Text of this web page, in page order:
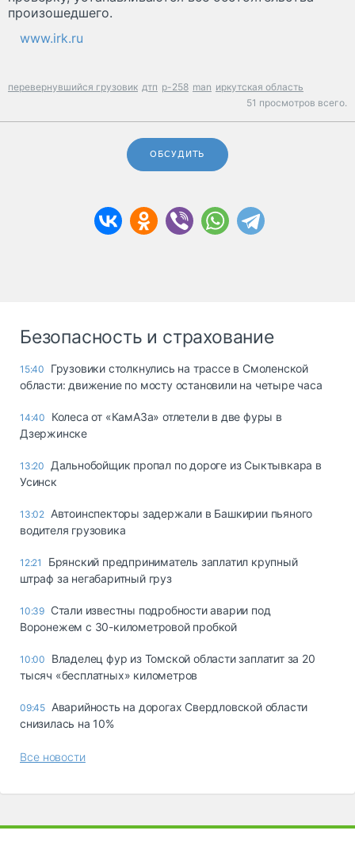
произошедшего.
www.irk.ru
перевернувшийся грузовик дтп р-258 man иркутская область
51 просмотров всего.
ОБСУДИТЬ
Безопасность и страхование
15:40
Грузовики столкнулись на трассе в Смоленской
области: движение по мосту остановили на четыре часа
14:40
Колеса от «КамАЗа» отлетели в две фуры в
Дзержинске
13:20
Дальнобойщик пропал по дороге из Сыктывкара в
Усинск
13:02 Автоинспекторы задержали в Башкирии пьяного
водителя грузовика
12:21
Брянский предприниматель заплатил крупный
штраф за негабаритный груз
10:39 Стали известны подробности аварии под
Воронежем с 30-километровой пробкой
10:00
Владелец фур из Томской области заплатит за 20
тысяч «бесплатных» километров
09:45 Аварийность на дорогах Свердловской области
снизилась на 10%
Все новости